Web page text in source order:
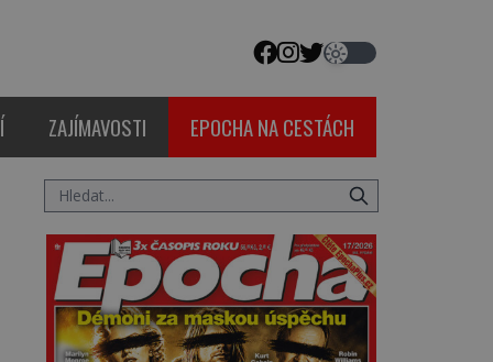
ZAJÍMAVOSTI EPOCHA NA CESTÁCH